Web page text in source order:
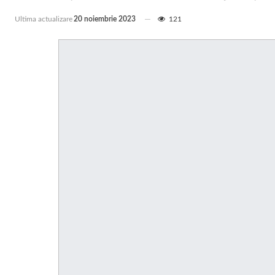
Ultima actualizare20 noiembrie 2023 121